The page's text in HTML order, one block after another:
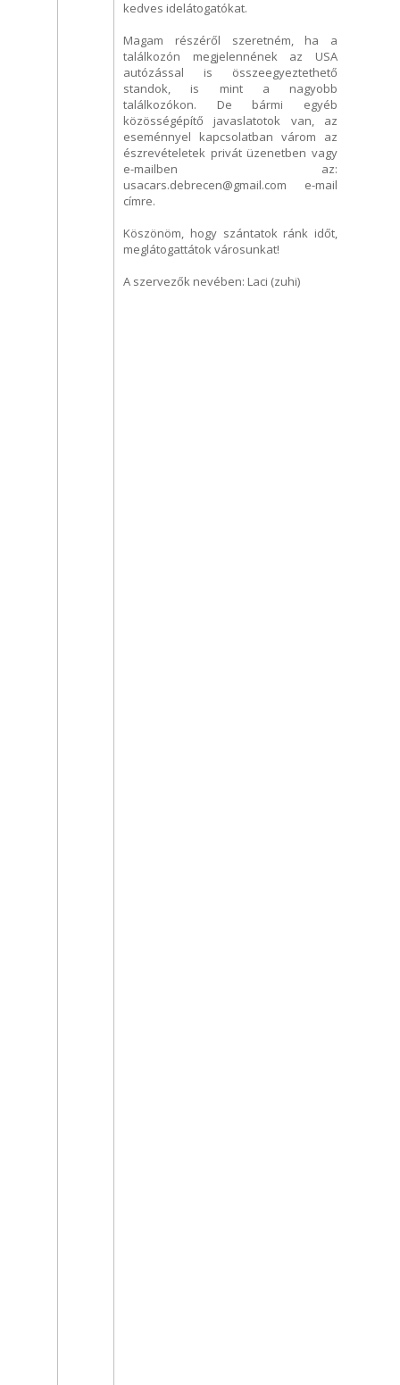
kedves idelátogatókat.
Magam részéről szeretném, ha a
találkozón megjelennének az USA
autózással is összeegyeztethető
standok, is mint a nagyobb
találkozókon. De bármi egyéb
közösségépítő javaslatotok van, az
eseménnyel kapcsolatban várom az
észrevételetek privát üzenetben vagy
e-mailben az:
usacars.debrecen@gmail.com e-mail
címre.
Köszönöm, hogy szántatok ránk időt,
meglátogattátok városunkat!
A szervezők nevében: Laci (zuhi)